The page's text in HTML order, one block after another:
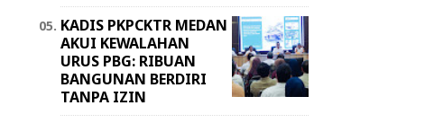
KADIS PKPCKTR MEDAN
AKUI KEWALAHAN
URUS PBG: RIBUAN
BANGUNAN BERDIRI
TANPA IZIN